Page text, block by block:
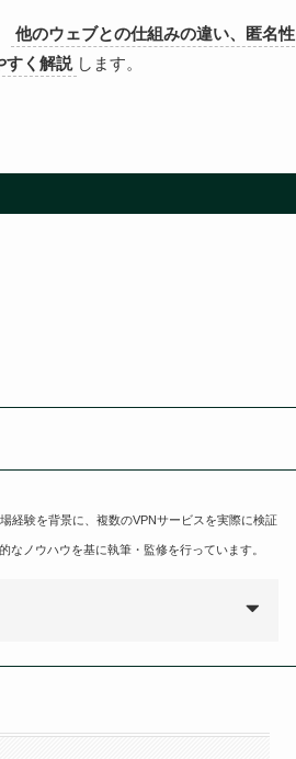
他のウェブとの仕組みの違い、匿名性
すく解説 します。
経験を背景に、複数のVPNサービスを実際に検証
なノウハウを基に執筆・監修を行っています。